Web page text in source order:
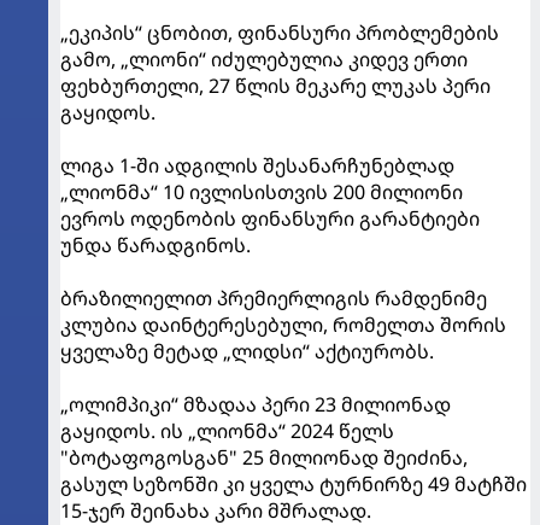
„ეკიპის“ ცნობით, ფინანსური პრობლემების
გამო, „ლიონი“ იძულებულია კიდევ ერთი
ფეხბურთელი, 27 წლის მეკარე ლუკას პერი
გაყიდოს.
ლიგა 1-ში ადგილის შესანარჩუნებლად
„ლიონმა“ 10 ივლისისთვის 200 მილიონი
ევროს ოდენობის ფინანსური გარანტიები
უნდა წარადგინოს.
ბრაზილიელით პრემიერლიგის რამდენიმე
კლუბია დაინტერესებული, რომელთა შორის
ყველაზე მეტად „ლიდსი“ აქტიურობს.
„ოლიმპიკი“ მზადაა პერი 23 მილიონად
გაყიდოს. ის „ლიონმა“ 2024 წელს
"ბოტაფოგოსგან" 25 მილიონად შეიძინა,
გასულ სეზონში კი ყველა ტურნირზე 49 მატჩში
15-ჯერ შეინახა კარი მშრალად.